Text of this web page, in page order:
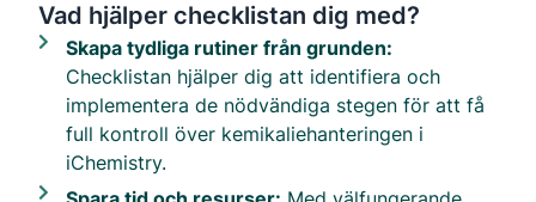
Vad hjälper checklistan dig med?
Skapa tydliga rutiner från grunden:
Checklistan hjälper dig att identifiera och
implementera de nödvändiga stegen för att få
full kontroll över kemikaliehanteringen i
iChemistry.